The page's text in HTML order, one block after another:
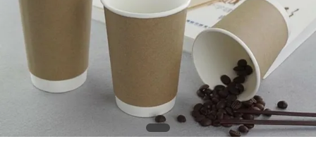
เว็บไซต์
นโยบาย
ความ
เป็น